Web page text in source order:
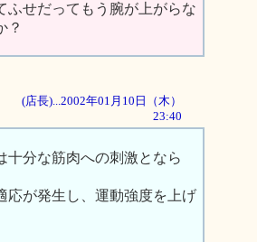
ふせだってもう腕が上がらな
？
(店長)...2002年01月10日（木）
23:40
十分な筋肉への刺激となら
応が発生し、運動強度を上げ